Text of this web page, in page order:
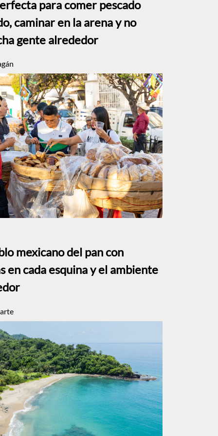
para comer pescado
caminar en la arena y no
gente alrededor
mexicano del pan con
en cada esquina y el ambiente